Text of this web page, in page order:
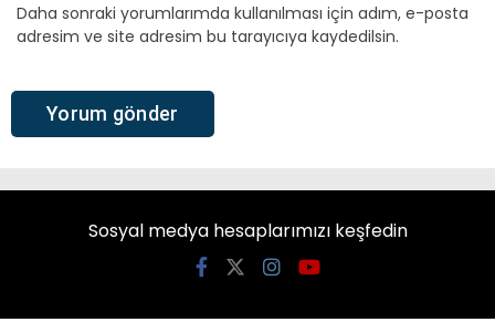
Daha sonraki yorumlarımda kullanılması için adım, e-posta
adresim ve site adresim bu tarayıcıya kaydedilsin.
Sosyal medya hesaplarımızı keşfedin